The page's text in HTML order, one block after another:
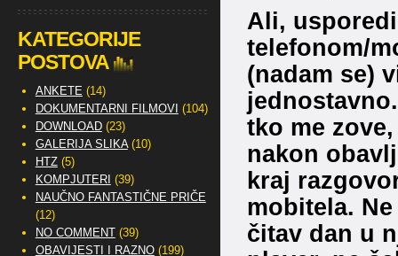
Ali,
telefonom/
(nadam se)
tko me
nakon
kraj
mobitela.
čitav dan u
KATEGORIJE
POSTOVA
ANKETE (14)
DOKUMENTARNI FILMOVI (104)
DOWNLOAD(23)
GALERIJA SLIKA(10)
HTZ(5)
KOMPJUTERI (39)
NAUČNO FANTASTIČNE PRIČE
(12)
NO COMMENT(39)
OBAVIJESTI I RAZNO(199)